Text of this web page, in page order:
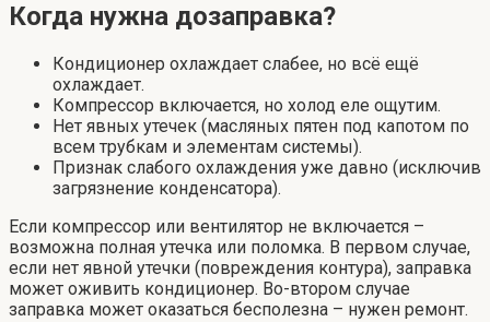
Когда нужна дозаправка?
Кондиционер охлаждает слабее, но всё ещё
охлаждает.
Компрессор включается, но холод еле ощутим.
Нет явных утечек (масляных пятен под капотом по
всем трубкам и элементам системы).
Признак слабого охлаждения уже давно (исключив
загрязнение конденсатора).
Если компрессор или вентилятор не включается –
возможна полная утечка или поломка. В первом случае,
если нет явной утечки (повреждения контура), заправка
может оживить кондиционер. Во-втором случае
заправка может оказаться бесполезна – нужен ремонт.